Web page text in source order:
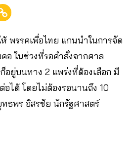
ห้ พรรคเพื่อไทย แกนนำในการจัด
อ ในช่วงที่รอคำสั่งจากศาล
อยู่บนทาง 2 แพร่งที่ต้องเลือก มี
อได้ โดยไม่ต้องรอนานถึง 10
ทธพร อิสรชัย นักรัฐศาสตร์